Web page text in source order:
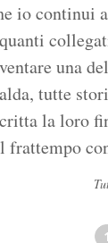
io continui
una
tutte
la loro
frattempo
1